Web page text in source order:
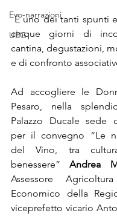
Evo-narrazioni
UEG
È uno dei tanti spunti
cinque giorni di
cantina, degustazioni,
e di confronto
Ad accogliere le
Pesaro, nella
Palazzo Ducale sede
per il convegno “Le
del Vino, tra
benessere” Andrea
Assessore
Economico della
viceprefetto vicario